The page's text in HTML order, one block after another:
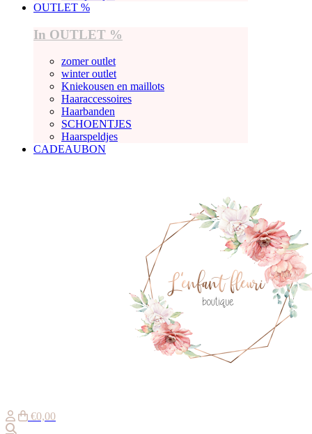
OUTLET %
In OUTLET %
zomer outlet
winter outlet
Kniekousen en maillots
Haaraccessoires
Haarbanden
SCHOENTJES
Haarspeldjes
CADEAUBON
€0,00